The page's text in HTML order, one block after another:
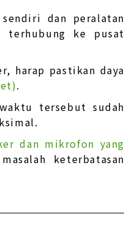
dan peralatan
terhubung ke pusat
harap pastikan daya
.
tersebut sudah
dan mikrofon yang
keterbatasan